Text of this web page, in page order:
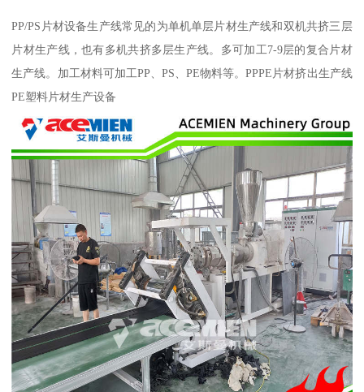
PP/PS片材设备生产线常见的为单机单层片材生产线和双机共挤三层
片材生产线，也有多机共挤多层生产线。多可加工7-9层的复合片材
生产线。加工材料可加工PP、PS、PE物料等。PPPE片材挤出生产线
PE塑料片材生产设备